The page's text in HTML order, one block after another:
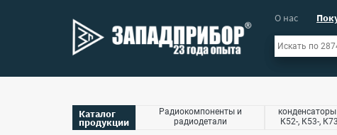
О нас
Каталог
продукции
Радиокомпоненты и
радиодетали
К52-, К53-,